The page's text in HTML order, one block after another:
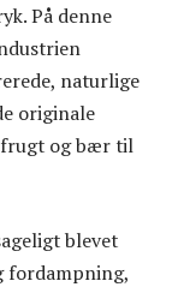
På denne
naturlige
originale
frugt og bær til
blevet
fordampning,